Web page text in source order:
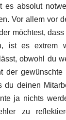
es absolut
Vor allem vor
möchtest,
ist es extrem
obwohl du
der
du deinen
ja nichts
zu